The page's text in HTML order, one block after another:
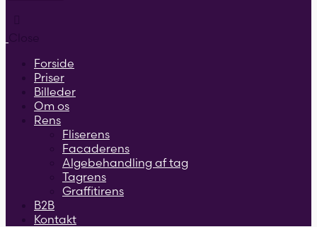
Forside
Priser
Billeder
Om os
Rens
Fliserens
Facaderens
Algebehandling af tag
Tagrens
Graffitirens
B2B
Kontakt